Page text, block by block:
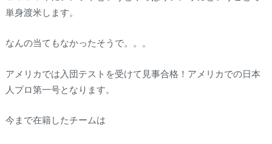
単身渡米します。
なんの当てもなかったそうで。。。
アメリカでは入団テストを受けて見事合格！アメリカでの日本
人プロ第一号となります。
今まで在籍したチームは